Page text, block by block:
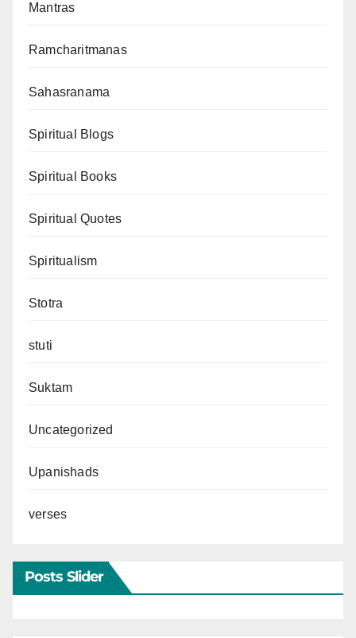
Mantras
Ramcharitmanas
Sahasranama
Spiritual Blogs
Spiritual Books
Spiritual Quotes
Spiritualism
Stotra
stuti
Suktam
Uncategorized
Upanishads
verses
Posts Slider